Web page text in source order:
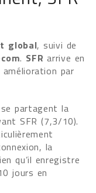
global, suivi de
. SFR arrive en
par
partagent la
SFR (7,3/10).
la
qu’il enregistre
jours en